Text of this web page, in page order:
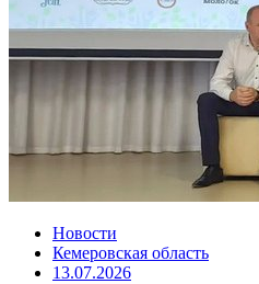
Новости
Кемеровская область
13.07.2026